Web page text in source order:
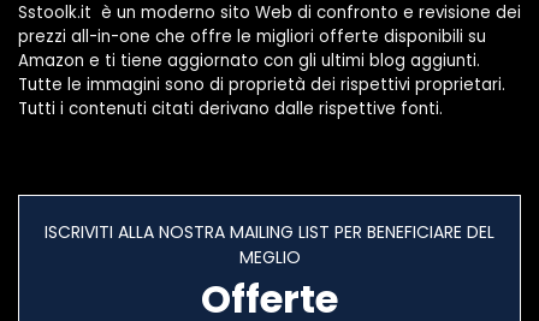
Sstoolk.it è un moderno sito Web di confronto e revisione dei
prezzi all-in-one che offre le migliori offerte disponibili su
Amazon e ti tiene aggiornato con gli ultimi blog aggiunti.
Tutte le immagini sono di proprietà dei rispettivi proprietari.
Tutti i contenuti citati derivano dalle rispettive fonti.
ISCRIVITI ALLA NOSTRA MAILING LIST PER BENEFICIARE DEL
MEGLIO
Offerte